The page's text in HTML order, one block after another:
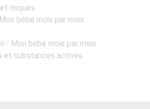
risques
bébé mois par mois
- Mon bébé mois par mois
et substances actives